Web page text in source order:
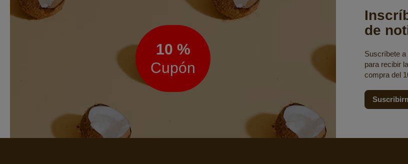
noticias
10 %
Cupón
de
Suscríbete a
para recibir
compra del